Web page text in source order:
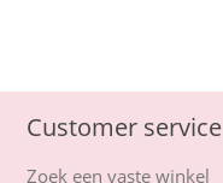
Customer service
Zoek een vaste winkel